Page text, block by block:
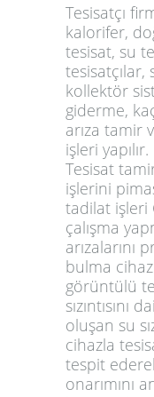
Tesisatçı
kalorifer,
tesisat, su
tesisatçılar,
kollektör
giderme,
arıza tamir
işleri yapılır.
Tesisat
işlerini
tadilat işleri
çalışma
arızalarını
bulma
görüntülü
sızıntısını
oluşan su
cihazla
tespit
onarımını